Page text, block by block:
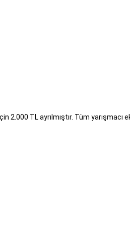
2.000 TL ayrılmıştır. Tüm yarışmacı